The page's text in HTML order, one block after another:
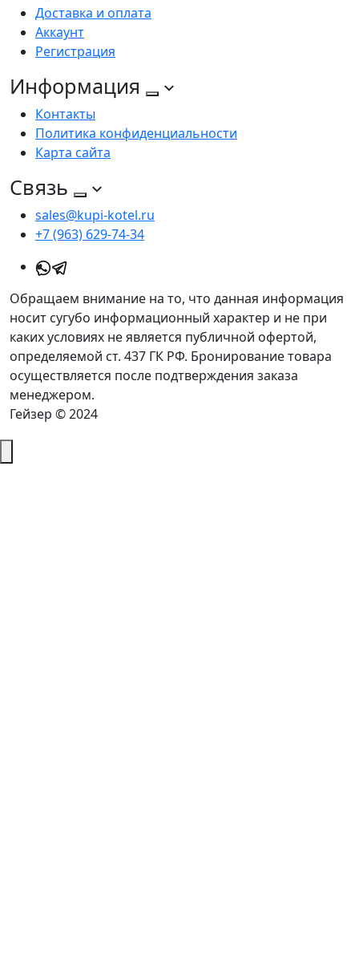
Доставка и оплата
Аккаунт
Регистрация
Информация
Контакты
Политика конфиденциальности
Карта сайта
Связь
sales@kupi-kotel.ru
+7 (963) 629-74-34
Обращаем внимание на то, что данная информация
носит сугубо информационный характер и не при
каких условиях не является публичной офертой,
определяемой ст. 437 ГК РФ. Бронирование товара
осуществляется после подтверждения заказа
менеджером.
Гейзер © 2024